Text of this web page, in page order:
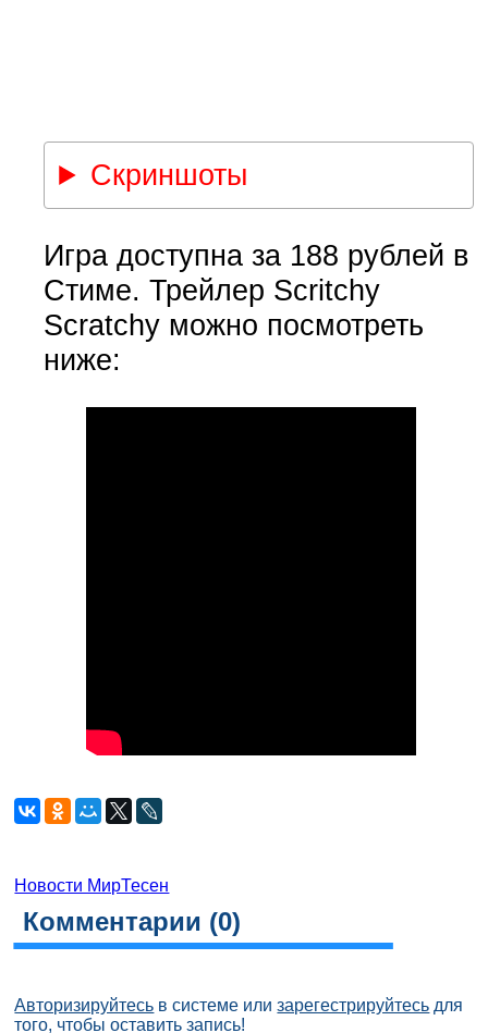
Скриншоты
Игра доступна за 188 рублей в
Стиме. Трейлер Scritchy
Scratchy можно посмотреть
ниже:
Новости МирТесен
Комментарии (0)
Авторизируйтесь в системе илизарегестрируйтесь для
того, чтобы оставить запись!